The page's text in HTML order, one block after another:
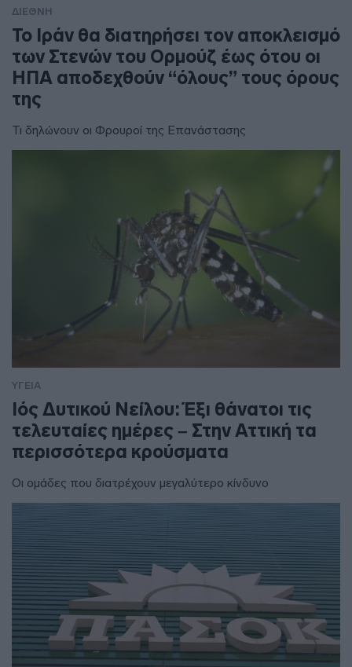
ΔΙΕΘΝΗ
To Ιράν θα διατηρήσει τον αποκλεισμό
των Στενών του Ορμούζ έως ότου οι
ΗΠΑ αποδεχθούν “όλους” τους όρους
της
Τι δηλώνουν οι Φρουροί της Επανάστασης
ΥΓΕΙΑ
Ιός Δυτικού Νείλου: Έξι θάνατοι τις
τελευταίες ημέρες – Στην Αττική τα
περισσότερα κρούσματα
Οι ομάδες που διατρέχουν μεγαλύτερο κίνδυνο